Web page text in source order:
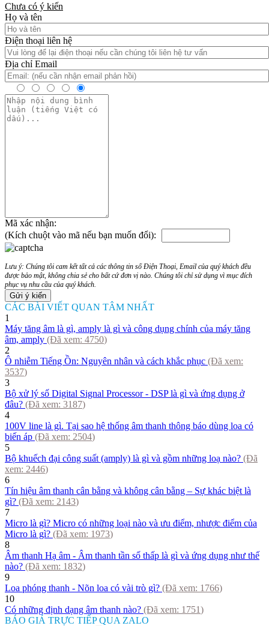
Chưa có ý kiến
Họ và tên
Điện thoại liên hệ
Địa chỉ Email
Mã xác nhận:
(Kích chuột vào mã nếu bạn muốn đổi):
Lưu ý: Chúng tôi cam kết tất cả các thông tin số Điện Thoại, Email của quý khách đều
được bảo mật, không chia sẻ cho bất cứ đơn vị nào. Chúng tôi chỉ sử dụng vì mục đích
phục vụ nhu cầu của quý khách.
CÁC BÀI VIẾT QUAN TÂM NHẤT
1
Máy tăng âm là gì, amply là gì và công dụng chính của máy tăng
âm, amply (Đã xem: 4750)
2
Ô nhiễm Tiếng Ồn: Nguyên nhân và cách khắc phục (Đã xem:
3537)
3
​Bộ xử lý số Digital Signal Processor - DSP là gì và ứng dụng ở
đâu? (Đã xem: 3187)
4
100V line là gì. Tại sao hệ thống âm thanh thông báo dùng loa có
biến áp (Đã xem: 2504)
5
Bộ khuếch đại công suất (amply) là gì và gồm những loạ nào? (Đã
xem: 2446)
6
Tín hiệu âm thanh cân bằng và không cân bằng – Sự khác biệt là
gì? (Đã xem: 2143)
7
Micro là gì? Micro có những loại nào và ưu điểm, nhược điểm của
Micro là gì? (Đã xem: 1973)
8
Âm thanh Hạ âm - Âm thanh tần số thấp là gì và ứng dụng như thế
nào? (Đã xem: 1832)
9
Loa phóng thanh - Nõn loa có vài trò gì? (Đã xem: 1766)
10
Có những định dạng âm thanh nào? (Đã xem: 1751)
BÁO GIÁ TRỰC TIẾP QUA ZALO